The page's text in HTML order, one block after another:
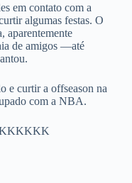
em contato com a
algumas festas. O
aparentemente
de amigos —até
e curtir a offseason na
com a NBA.